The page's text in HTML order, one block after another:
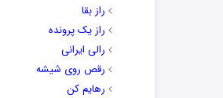
راز بقا
راز یک پرونده
رالی ایرانی
رقص روی شیشه
رهایم کن